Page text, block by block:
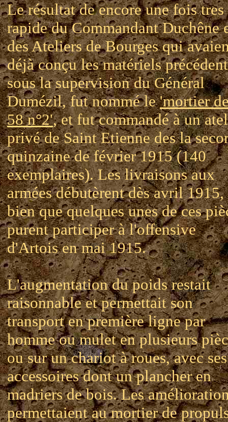
Le résultat de encore une fois tres
rapide du Commandant Duchêne
des Ateliers de Bourges qui
déjà conçu les matériels
sous la supervision du Général
Dumézil, fut nommé le'mortier
58 n°2', et fut commandé à un
privé de Saint Etienne des la
quinzaine de février 1915 (140
exemplaires). Les livraisons aux
armées débutèrent dès avril 1915,
bien que quelques unes de ces
purent participer à l'offensive
d'Artois en mai 1915.
L'augmentation du poids restait
raisonnable et permettait son
transport en première ligne par
homme ou mulet en plusieurs
ou sur un chariot à roues, avec ses
accessoires dont un plancher en
madriers de bois. Les
permettaient au mortier de